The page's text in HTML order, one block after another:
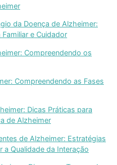
da Doença de Alzheimer:
e Cuidador
Compreendendo os
Compreendendo as Fases
Dicas Práticas para
de Alzheimer
de Alzheimer: Estratégias
a Qualidade da Interação